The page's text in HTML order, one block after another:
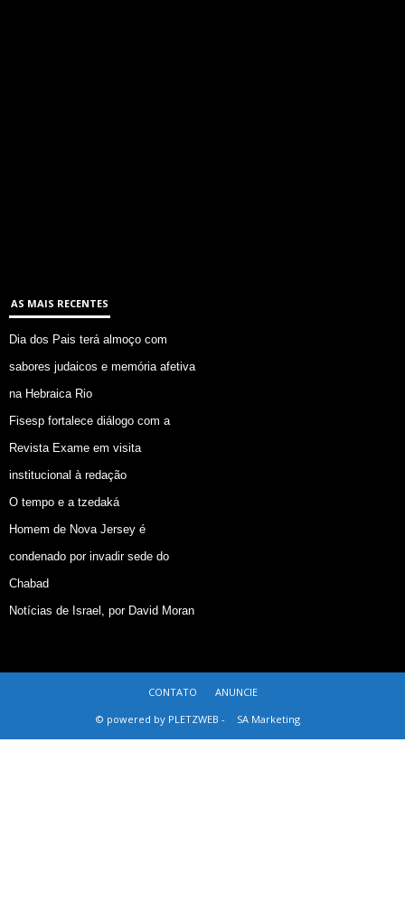
AS MAIS RECENTES
Dia dos Pais terá almoço com
sabores judaicos e memória afetiva
na Hebraica Rio
Fisesp fortalece diálogo com a
Revista Exame em visita
institucional à redação
O tempo e a tzedaká
Homem de Nova Jersey é
condenado por invadir sede do
Chabad
Notícias de Israel, por David Moran
CONTATO
ANUNCIE
© powered by PLETZWEB -
SA Marketing